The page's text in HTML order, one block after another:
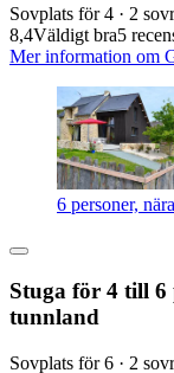
Sovplats för 4 · 2
8,4Väldigt bra5
Mer information om
6 personer,
Stuga för 4 till 6
tunnland
Sovplats för 6 · 2